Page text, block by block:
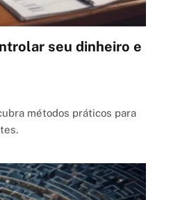
seu dinheiro e
métodos práticos para